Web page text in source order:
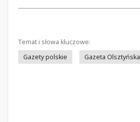
Temat i słowa kluczowe:
Gazety polskie
Gazeta Olsztyńska